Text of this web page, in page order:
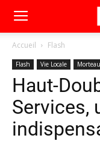
Accueil Flash
Flash Vie Locale
Haut-
Services,